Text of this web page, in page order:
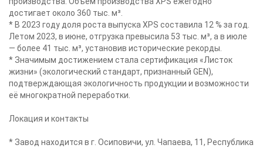
достигает около 360 тыс. м³.
* В 2023 году доля роста выпуска XPS составила 12 % за год.
Летом 2023, в июне, отгрузка превысила 53 тыс. м³, а в июле
— более 41 тыс. м³, установив исторические рекорды.
* Значимым достижением стала сертификация «Листок
жизни» (экологический стандарт, признанный GEN),
подтверждающая экологичность продукции и возможности
её многократной переработки.
Локация и контакты
* Завод находится в г. Осиповичи, ул. Чапаева, 11, Республика